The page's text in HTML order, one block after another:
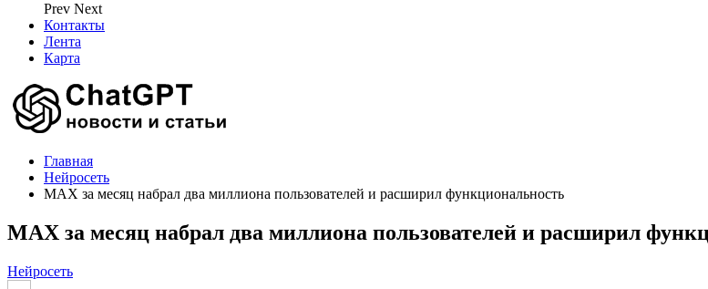
Prev Next
Контакты
Лента
Карта
Главная
Нейросеть
MAX за месяц набрал два миллиона пользователей и расширил функциональность
MAX за месяц набрал два миллиона пользователей и расширил
Нейросеть